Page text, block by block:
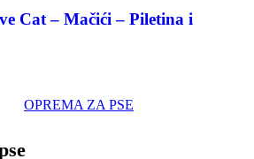
Cat – Mačići – Piletina i
OPREMA ZA PSE